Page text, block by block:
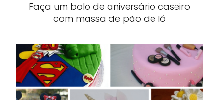
Faça um bolo de aniversário caseiro
com massa de pão de ló